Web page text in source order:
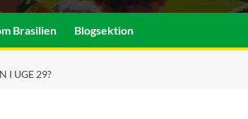
Brasilien Blogsektion
I UGE 29?